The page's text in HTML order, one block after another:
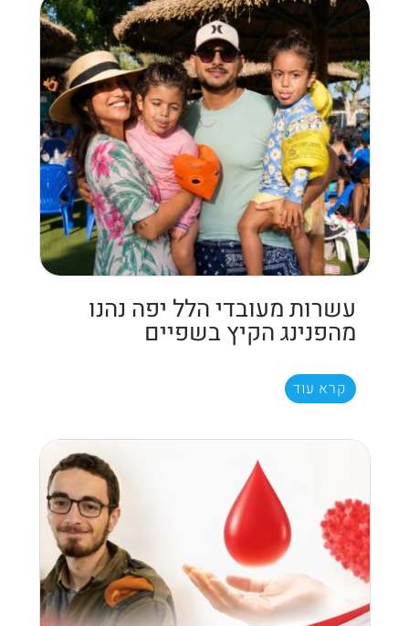
עשרות מעובדי הלל יפה נהנו
מהפנינג הקיץ בשפיים
קרא עוד